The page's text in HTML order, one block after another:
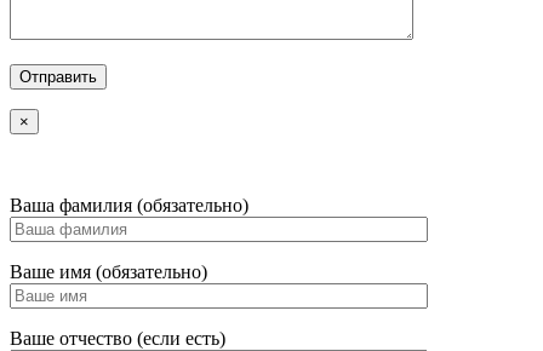
×
Ваша фамилия (обязательно)
Ваше имя (обязательно)
Ваше отчество (если есть)